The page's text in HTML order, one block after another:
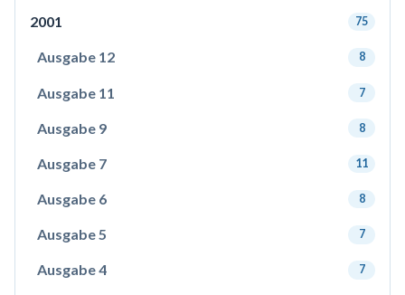
2001 75
Ausgabe 12 8
Ausgabe 11 7
Ausgabe 9 8
Ausgabe 7 11
Ausgabe 6 8
Ausgabe 5 7
Ausgabe 4 7